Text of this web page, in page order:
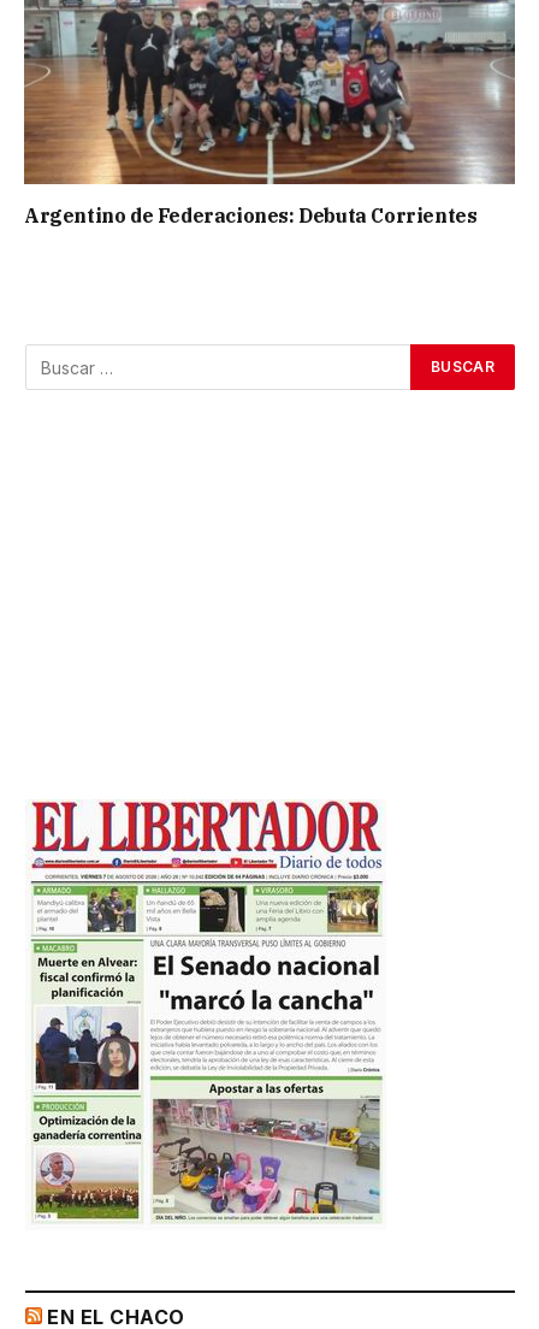
Argentino de Federaciones: Debuta Corrientes
EN EL CHACO